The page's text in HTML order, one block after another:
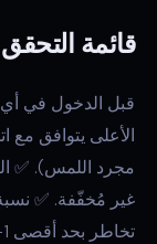
قائمة
قبل الدخول في أي
الأعلى يتوافق
تخاطر بحد أقصى 1-2% من الحساب.